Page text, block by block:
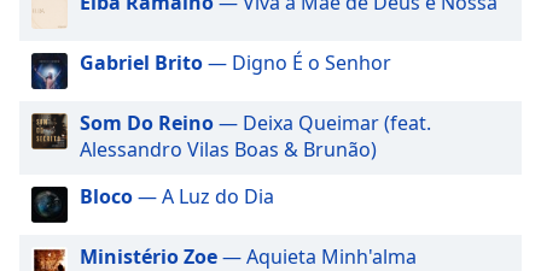
in-
Picture
Fullscreen
This
modal
window.
Gabriel Brito— Digno É o Senhor
Som Do Reino— Deixa Queimar (feat.
Alessandro Vilas Boas & Brunão)
Bloco— A Luz do Dia
Ministério Zoe— Aquieta Minh'alma